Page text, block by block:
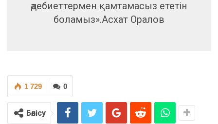
әдебиеттермен қамтамасыз ететін
боламыз».Асхат Оралов
0
1 729
Бөлісу